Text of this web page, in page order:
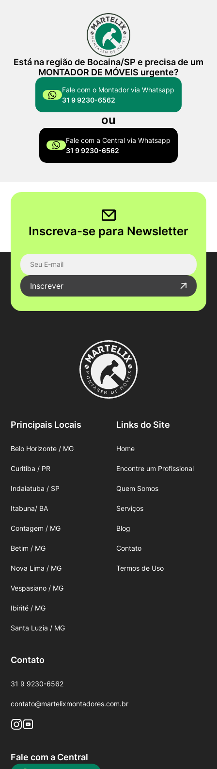
Está na região de Bocaina/SP e precisa de um
MONTADOR DE MÓVEIS urgente?
Fale com o Montador via Whatsapp
31 9 9230-6562
ou
Fale com a Central via Whatsapp
31 9 9230-6562
Inscreva-se para Newsletter
Inscrever
Principais Locais
Belo Horizonte / MG
Curitiba / PR
Indaiatuba / SP
Itabuna/ BA
Contagem / MG
Betim / MG
Nova Lima / MG
Vespasiano / MG
Ibirité / MG
Santa Luzia / MG
Links do Site
Home
Encontre um Profissional
Quem Somos
Serviços
Blog
Contato
Termos de Uso
Contato
31 9 9230-6562
contato@martelixmontadores.com.br
Fale com a Central